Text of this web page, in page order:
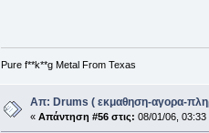
Pure f**k**g Metal From Texas
Απ: Drums ( εκμαθηση-αγορα-
« Απάντηση #56 στις: 08/01/06, 03:33